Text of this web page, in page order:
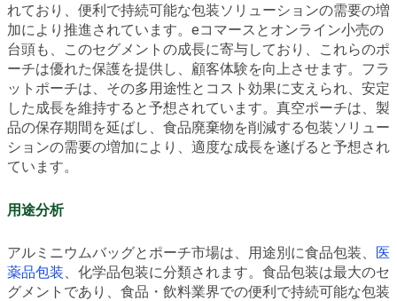
れており、便利で持続可能な包装ソリューションの需要の増
加により推進されています。eコマースとオンライン小売の
台頭も、このセグメントの成長に寄与しており、これらのポ
ーチは優れた保護を提供し、顧客体験を向上させます。フラ
ットポーチは、その多用途性とコスト効果に支えられ、安定
した成長を維持すると予想されています。真空ポーチは、製
品の保存期間を延ばし、食品廃棄物を削減する包装ソリュー
ションの需要の増加により、適度な成長を遂げると予想され
ています。
用途分析
アルミニウムバッグとポーチ市場は、用途別に食品包装、 医
薬品包装、化学品包装に分類されます。食品包装は最大のセ
グメントであり、食品・飲料業界での便利で持続可能な包装